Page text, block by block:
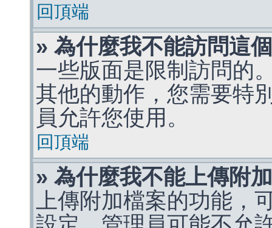
回頂端
» 為什麼我不能訪問這
一些版面是限制訪問的
其他的動作，您需要特
員允許您使用。
回頂端
» 為什麼我不能上傳附
上傳附加檔案的功能，